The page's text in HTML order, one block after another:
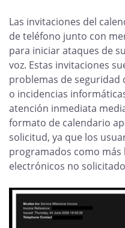
Las invitaciones del
de teléfono junto con
para iniciar ataques de
voz. Estas invitaciones
problemas de seguridad
o incidencias
atención inmediata
formato de calendario
solicitud, ya que los
programados como
electrónicos no